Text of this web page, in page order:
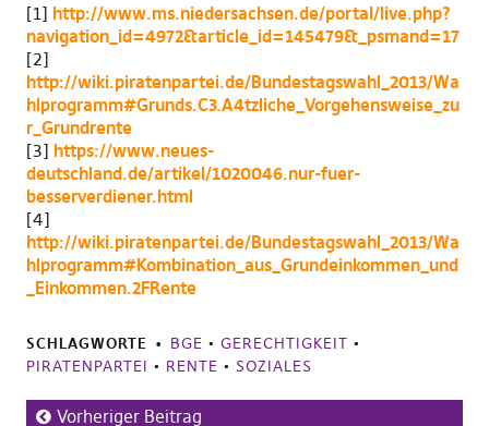
[1] http://www.ms.niedersachsen.de/portal/live.php?
navigation_id=4972&article_id=145479&_psmand=17
[2]
http://wiki.piratenpartei.de/Bundestagswahl_2013/Wa
hlprogramm#Grunds.C3.A4tzliche_Vorgehensweise_zu
r_Grundrente
[3] https://www.neues-
deutschland.de/artikel/1020046.nur-fuer-
besserverdiener.html
[4]
http://wiki.piratenpartei.de/Bundestagswahl_2013/Wa
hlprogramm#Kombination_aus_Grundeinkommen_und
_Einkommen.2FRente
SCHLAGWORTE BGE • GERECHTIGKEIT •
PIRATENPARTEI • RENTE • SOZIALES
Vorheriger Beitrag